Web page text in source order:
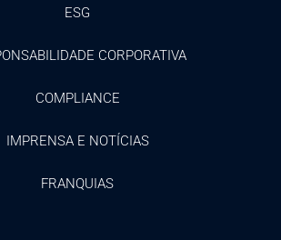
ESG
CORPORATIVA
COMPLIANCE
IMPRENSA E NOTÍCIAS
FRANQUIAS